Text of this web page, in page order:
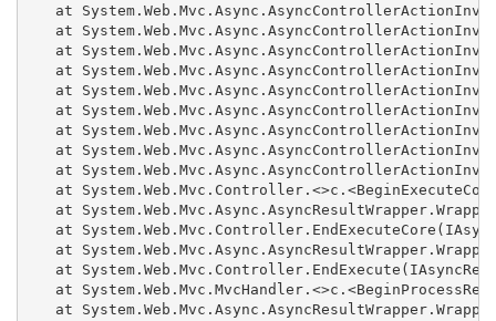
at
at
at
at
at
at
at
at
at
at
at
at
at
at
at
at